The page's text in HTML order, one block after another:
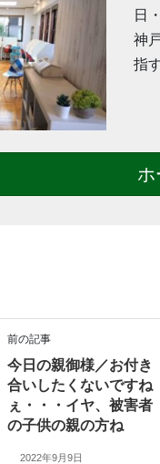
日
神
指
ホ
前の記事
今日の親御様／お付き
合いしたくないですね
ぇ・・・イヤ、被害者
の子供の親の方ね
2022年9月9日